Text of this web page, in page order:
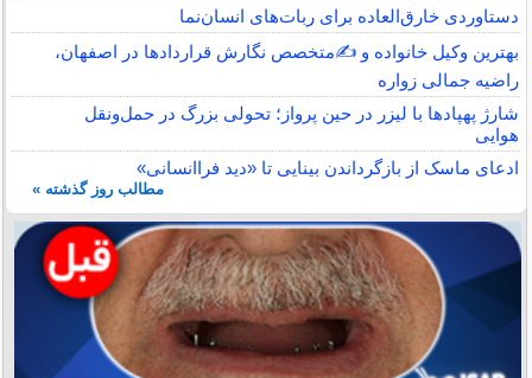
دستاوردی خارق‌العاده برای ربات‌های انسان‌نما
بهترین وکیل خانواده و ✍️متخصص نگارش قراردادها در اصفهان،
راضیه جمالی زواره
شارژ پهپادها با لیزر در حین پرواز؛ تحولی بزرگ در حمل‌ونقل
هوایی
ادعای ماسک از بازگرداندن بینایی تا «دید فراانسانی»
مطالب روز گذشته »